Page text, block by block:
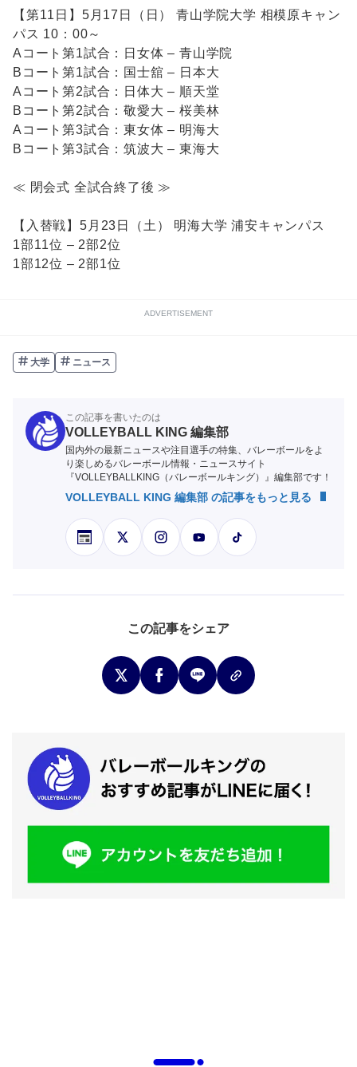
【第11日】5月17日（日） 青山学院大学 相模原キャン
パス 10：00～
Aコート第1試合：日女体 – 青山学院
Bコート第1試合：国士舘 – 日本大
Aコート第2試合：日体大 – 順天堂
Bコート第2試合：敬愛大 – 桜美林
Aコート第3試合：東女体 – 明海大
Bコート第3試合：筑波大 – 東海大
≪ 閉会式 全試合終了後 ≫
【入替戦】5月23日（土） 明海大学 浦安キャンパス
1部11位 – 2部2位
1部12位 – 2部1位
ADVERTISEMENT
大学 ニュース
この記事を書いたのは
VOLLEYBALL KING 編集部
国内外の最新ニュースや注目選手の特集、バレーボールをよ
り楽しめるバレーボール情報・ニュースサイト
『VOLLEYBALLKING（バレーボールキング）』編集部です！
VOLLEYBALL KING 編集部 の記事をもっと見る
この記事をシェア